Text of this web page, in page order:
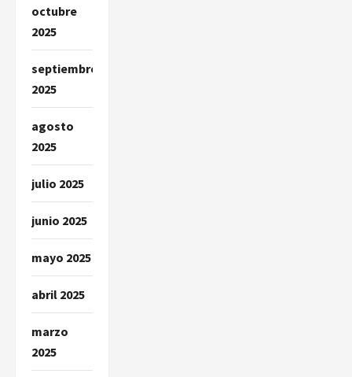
octubre
2025
septiembre
2025
agosto
2025
julio 2025
junio 2025
mayo 2025
abril 2025
marzo
2025